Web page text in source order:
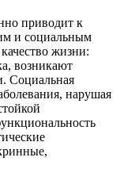
приводит к
и социальным
жизни:
возникают
Социальная
нарушая